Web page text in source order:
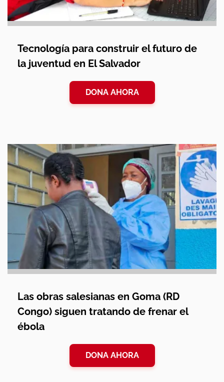
Tecnología para construir el futuro de
la juventud en El Salvador
DONA AHORA
Las obras salesianas en Goma (RD
Congo) siguen tratando de frenar el
ébola
DONA AHORA